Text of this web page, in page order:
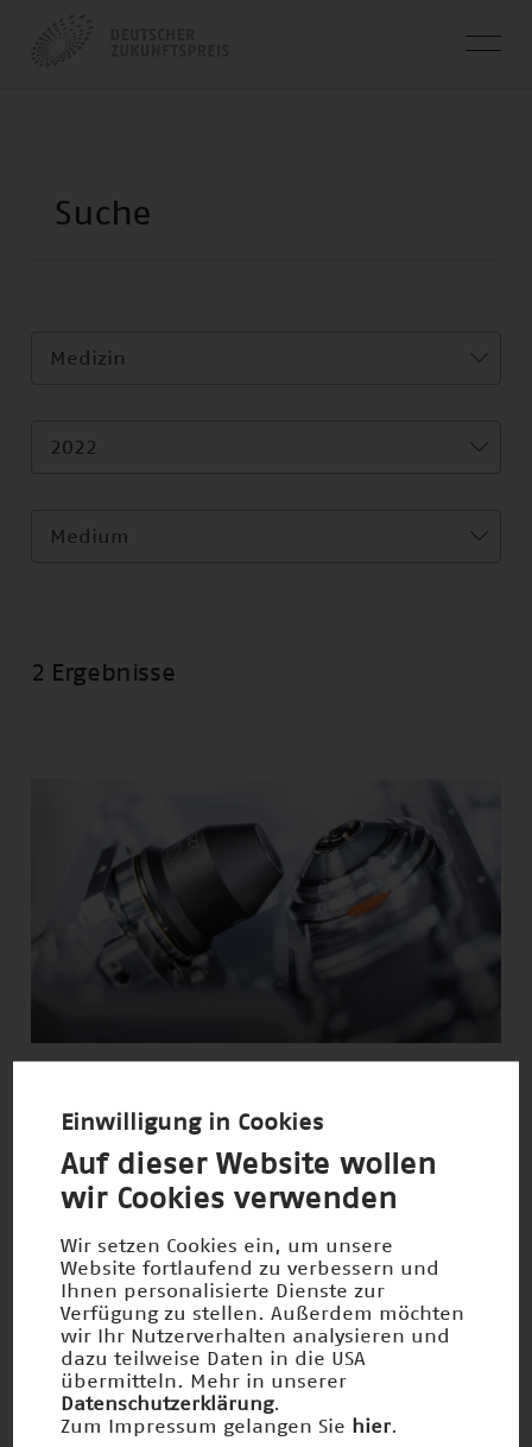
Medizin
2022
Medium
2 Ergebnisse
Preisträger 2022
Einwilligung in Cookies
Auf dieser Website wollen
wir Cookies verwenden
Wir setzen Cookies ein, um unsere
Website fortlaufend zu verbessern und
Ihnen personalisierte Dienste zur
Verfügung zu stellen. Außerdem möchten
wir Ihr Nutzerverhalten analysieren und
dazu teilweise Daten in die USA
übermitteln. Mehr in unserer
Datenschutzerklärung.
Zum Impressum gelangen Sie
hier.